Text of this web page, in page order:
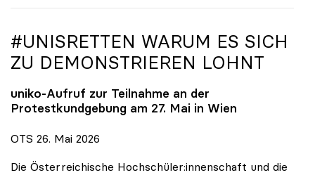
#UNISRETTEN WARUM ES SICH
ZU DEMONSTRIEREN LOHNT
uniko-Aufruf zur Teilnahme an der
Protestkundgebung am 27. Mai in Wien
OTS 26. Mai 2026
Die Österreichische Hochschüler:innenschaft und die